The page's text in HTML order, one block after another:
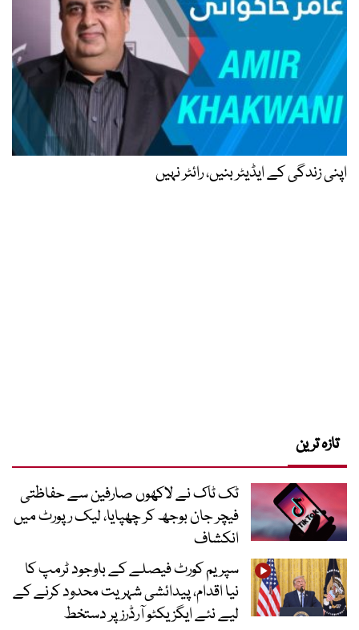
اپنی زندگی کے ایڈیٹر بنیں، رائٹر نہیں
تازہ ترین
ٹک ٹاک نے لاکھوں صارفین سے حفاظتی
فیچر جان بوجھ کر چھپایا، لیک رپورٹ میں
انکشاف
سپریم کورٹ فیصلے کے باوجود ٹرمپ کا
نیا اقدام، پیدائشی شہریت محدود کرنے کے
لیے نئے ایگزیکٹو آرڈرز پر دستخط